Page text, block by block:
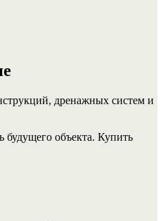
дренажных систем и
объекта. Купить